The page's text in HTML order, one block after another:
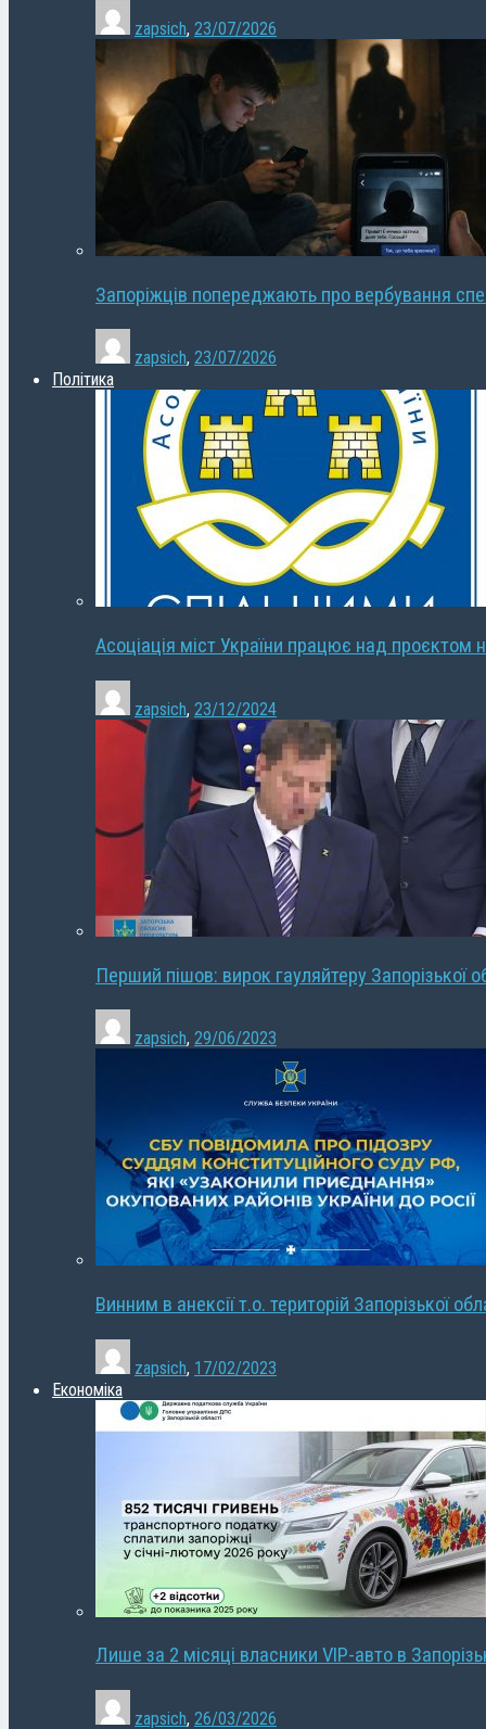
zapsich, 23/07/2026
Запоріжців попереджають про вербування
zapsich, 23/07/2026
Політика
Асоціація міст України працює над проєктом
zapsich, 23/12/2024
Перший пішов: вирок гауляйтеру Запорізької
zapsich, 29/06/2023
Винним в анексії т.о. територій Запорізької
zapsich, 17/02/2023
Економіка
Лише за 2 місяці власники VIP-авто в
zapsich, 26/03/2026